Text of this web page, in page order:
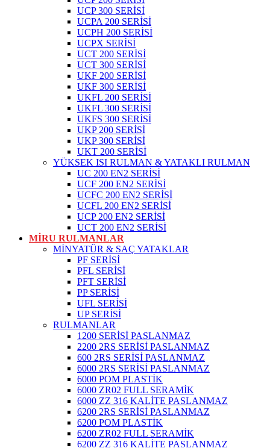
UCP 300 SERİSİ
UCPA 200 SERİSİ
UCPH 200 SERİSİ
UCPX SERİSİ
UCT 200 SERİSİ
UCT 300 SERİSİ
UKF 200 SERİSİ
UKF 300 SERİSİ
UKFL 200 SERİSİ
UKFL 300 SERİSİ
UKFS 300 SERİSİ
UKP 200 SERİSİ
UKP 300 SERİSİ
UKT 200 SERİSİ
YÜKSEK ISI RULMAN & YATAKLI RULMAN
UC 200 EN2 SERİSİ
UCF 200 EN2 SERİSİ
UCFC 200 EN2 SERİSİ
UCFL 200 EN2 SERİSİ
UCP 200 EN2 SERİSİ
UCT 200 EN2 SERİSİ
MİRU RULMANLAR
MİNYATÜR & SAÇ YATAKLAR
PF SERİSİ
PFL SERİSİ
PFT SERİSİ
PP SERİSİ
UFL SERİSİ
UP SERİSİ
RULMANLAR
1200 SERİSİ PASLANMAZ
2200 2RS SERİSİ PASLANMAZ
600 2RS SERİSİ PASLANMAZ
6000 2RS SERİSİ PASLANMAZ
6000 POM PLASTİK
6000 ZR02 FULL SERAMİK
6000 ZZ 316 KALİTE PASLANMAZ
6200 2RS SERİSİ PASLANMAZ
6200 POM PLASTİK
6200 ZR02 FULL SERAMİK
6200 ZZ 316 KALİTE PASLANMAZ